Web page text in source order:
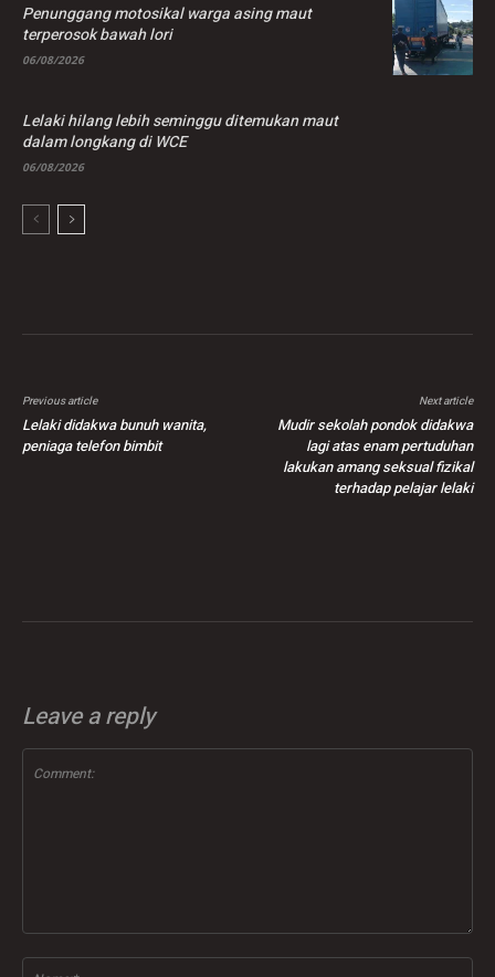
Penunggang motosikal warga asing maut
terperosok bawah lori
06/08/2026
Lelaki hilang lebih seminggu ditemukan maut
dalam longkang di WCE
06/08/2026
Previous article
Lelaki didakwa bunuh wanita,
peniaga telefon bimbit
Next article
Mudir sekolah pondok didakwa
lagi atas enam pertuduhan
lakukan amang seksual fizikal
terhadap pelajar lelaki
Leave a reply